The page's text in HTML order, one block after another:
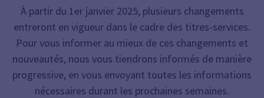
À partir du 1er janvier 2025, plusieurs changements
entreront en vigueur dans le cadre des titres-services.
Pour vous informer au mieux de ces changements et
nouveautés, nous vous tiendrons informés de manière
progressive, en vous envoyant toutes les informations
nécessaires durant les prochaines semaines.